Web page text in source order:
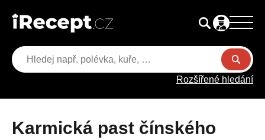
Rozšířené hledání
Karmická past čínského